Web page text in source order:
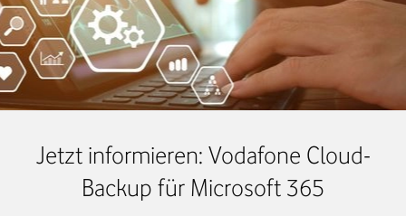
Jetzt informieren: Vodafone Cloud-
Backup für Microsoft 365